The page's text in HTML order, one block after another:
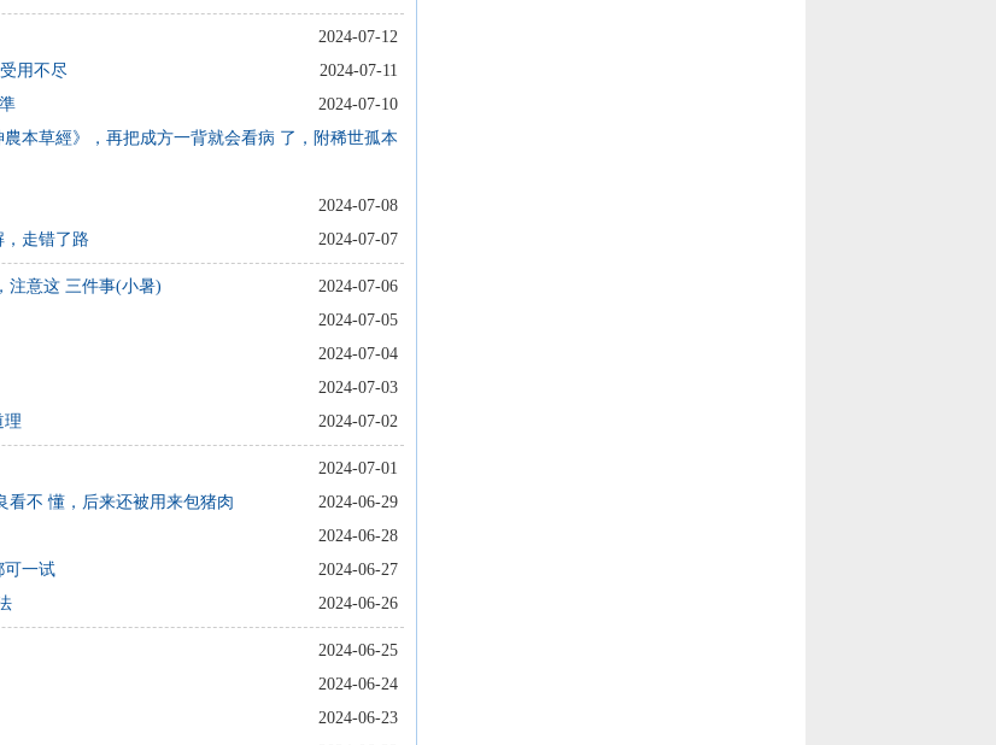
2024-07-12
用不尽
2024-07-11
2024-07-10
本草經》，再把成方一背就会看病 了，附稀世孤本
2024-07-08
走错了路
2024-07-07
注意这 三件事(小暑)
2024-07-06
2024-07-05
2024-07-04
2024-07-03
理
2024-07-02
2024-07-01
看不 懂，后来还被用来包猪肉
2024-06-29
2024-06-28
可一试
2024-06-27
2024-06-26
2024-06-25
2024-06-24
2024-06-23